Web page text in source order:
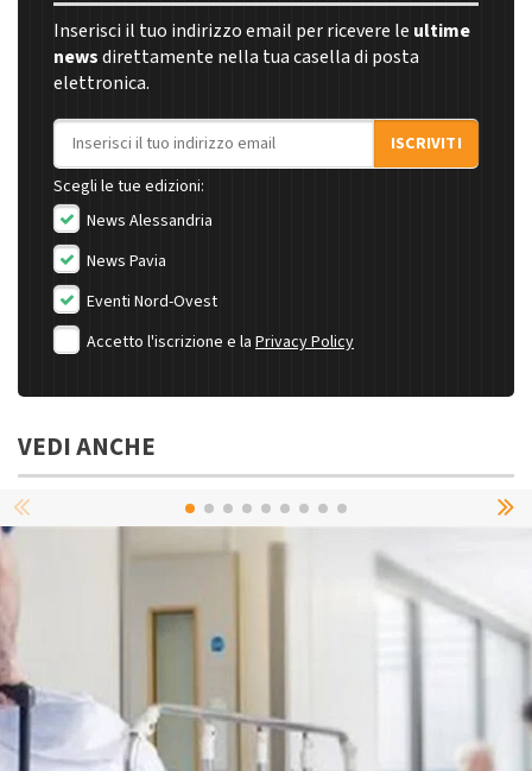
Inserisci il tuo indirizzo email per ricevere le ultime
newsdirettamente nella tua casella di posta
elettronica.
Indirizzo email
ISCRIVITI
Scegli le tue edizioni:
News Alessandria
News Pavia
Eventi Nord-Ovest
Accetto l'iscrizione e la Privacy Policy
VEDI ANCHE